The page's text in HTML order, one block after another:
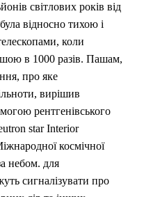
світлових років від
відносно тихою і
коли
в 1000 разів. Пашам,
про яке
вирішив
рентгенівського
star Interior
космічної
небом. для
сигналізувати про